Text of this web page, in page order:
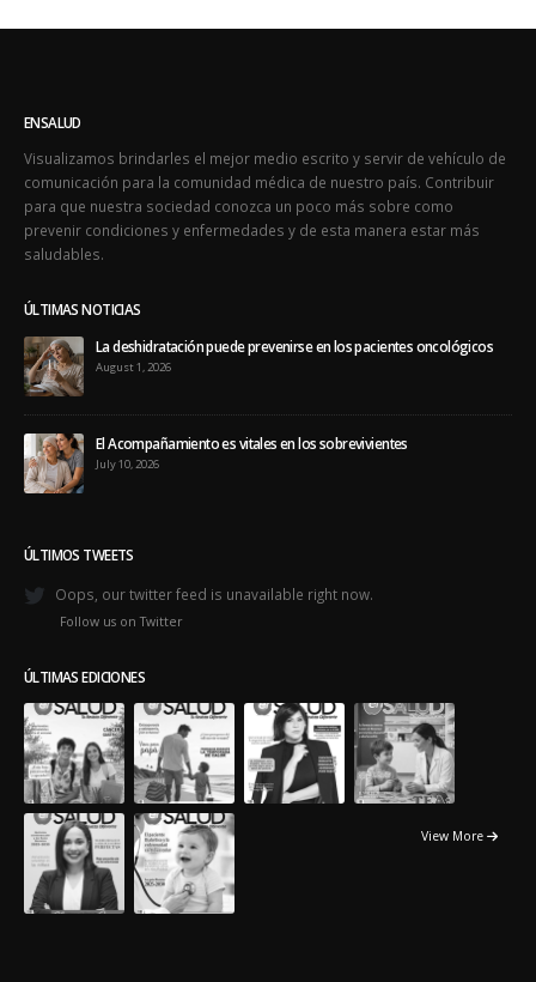
Visualizamos brindarles el mejor medio escrito y servir de vehículo de
comunicación para la comunidad médica de nuestro país. Contribuir
para que nuestra sociedad conozca un poco más sobre como
prevenir condiciones y enfermedades y de esta manera estar más
saludables.
August 1, 2026
El Acompañamiento es vitales en los sobrevivientes
July 10, 2026
Follow us on Twitter